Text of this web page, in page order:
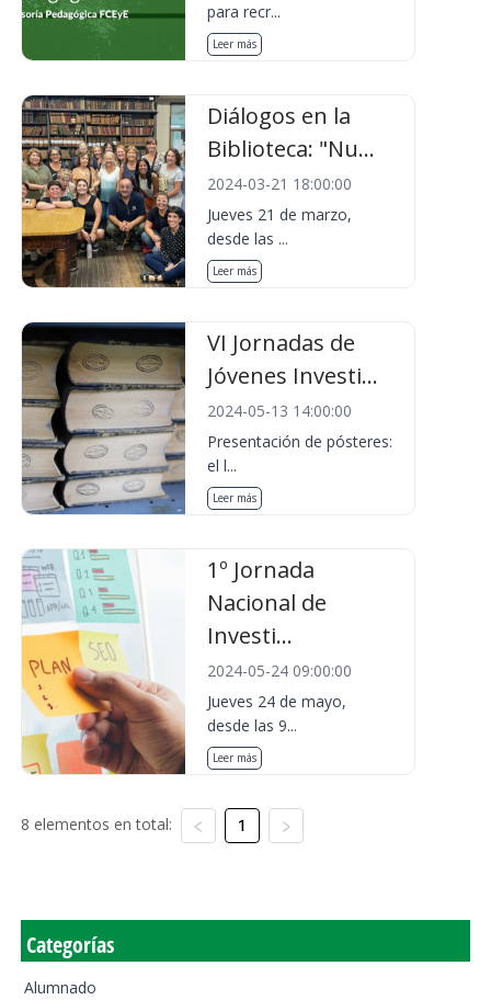
para recr...
Leer más
Diálogos en la
Biblioteca: "Nu...
2024-03-21 18:00:00
Jueves 21 de marzo,
desde las ...
Leer más
VI Jornadas de
Jóvenes Investi...
2024-05-13 14:00:00
Presentación de pósteres:
el l...
Leer más
1º Jornada
Nacional de
Investi...
2024-05-24 09:00:00
Jueves 24 de mayo,
desde las 9...
Leer más
8 elementos en total: 1
Categorías
Alumnado